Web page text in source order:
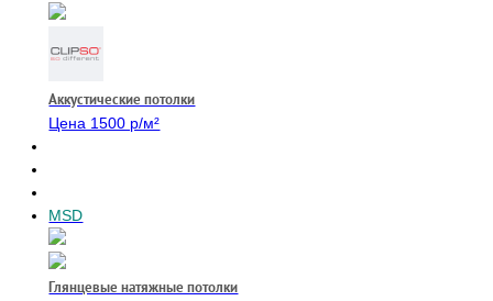
Аккустические потолки
Цена 1500 р/м²
MSD
Глянцевые натяжные потолки